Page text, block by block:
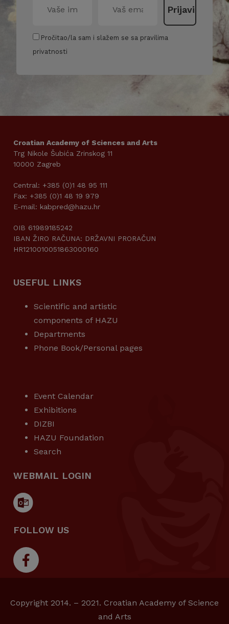
Pročitao/la sam i slažem se sa pravilima
privatnosti
Croatian Academy of Sciences and Arts
Trg Nikole Šubića Zrinskog 11
10000 Zagreb
Central: +385 (0)1 48 95 111
Fax: +385 (0)1 48 19 979
E-mail: kabpred@hazu.hr
OIB 61989185242
IBAN ŽIRO RAČUNA: DRŽAVNI PRORAČUN
HR1210010051863000160
USEFUL LINKS
Scientific and artistic
components of HAZU
Departments
Phone Book/Personal pages
Event Calendar
Exhibitions
DIZBI
HAZU Foundation
Search
WEBMAIL LOGIN
FOLLOW US
Copyright 2014. – 2021. Croatian Academy of Science
and Arts